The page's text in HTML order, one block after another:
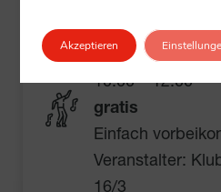
Klub
1190 Wien
10:00 – 12:00
gratis
Einfach
Veranstalter:
16/3
Akzeptieren